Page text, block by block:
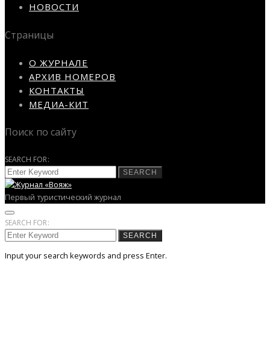
НОВОСТИ
Страницы
О ЖУРНАЛЕ
АРХИВ НОМЕРОВ
КОНТАКТЫ
МЕДИА-КИТ
Поиск по сайту
SEARCH FOR:
SEARCH
Первый туристический журнал
SEARCH FOR:
SEARCH
Input your search keywords and press Enter.